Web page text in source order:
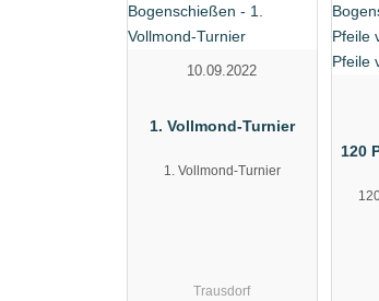
10.09.2022
1. Vollmond-Turnier
1. Vollmond-Turnier
Trausdorf
120